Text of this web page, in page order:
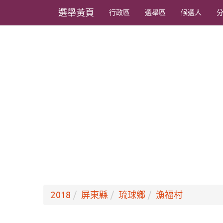
選舉黃頁 行政區 選舉區 候選人
2018 屏東縣 琉球鄉 漁福村